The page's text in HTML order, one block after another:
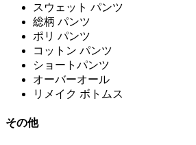
スウェット パンツ
総柄 パンツ
ポリ パンツ
コットン パンツ
ショートパンツ
オーバーオール
リメイク ボトムス
その他